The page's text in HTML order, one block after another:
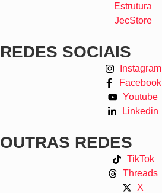
Estrutura
JecStore
REDES SOCIAIS
Instagram
Facebook
Youtube
Linkedin
OUTRAS REDES
TikTok
Threads
X